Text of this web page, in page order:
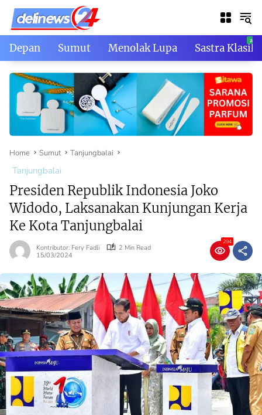
Skip
content
Depan Sumut Menolak Lupa Sastra Klasik
Home Sumut Tanjungbalai
Tanjungbalai
Presiden Republik Indonesia Joko
Widodo, Laksanakan Kunjungan Kerja
Ke Kota Tanjungbalai
Kontributor: Fery Fadli
2 Min Read
15/03/2024
294